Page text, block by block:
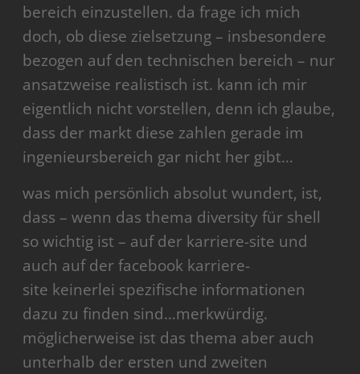
bereich einzustellen. da frage ich mich
doch, ob diese zielsetzung – insbesondere
bezogen auf den technischen bereich – nur
ansatzweise realistisch ist. kann ich mir
eigentlich nicht vorstellen, denn ich glaube,
dass der markt diese zahlen gerade im
ingenieursbereich gar nicht her gibt…
was mich persönlich absolut wundert, ist,
dass – wenn das thema diversity für shell
so wichtig ist – auf der karriere-site und
auch auf der facebook karriere-
site keinerlei spezifische informationen
dazu zu finden sind…merkwürdig.
möglicherweise ist das thema aber auch
unterhalb der ersten und zweiten